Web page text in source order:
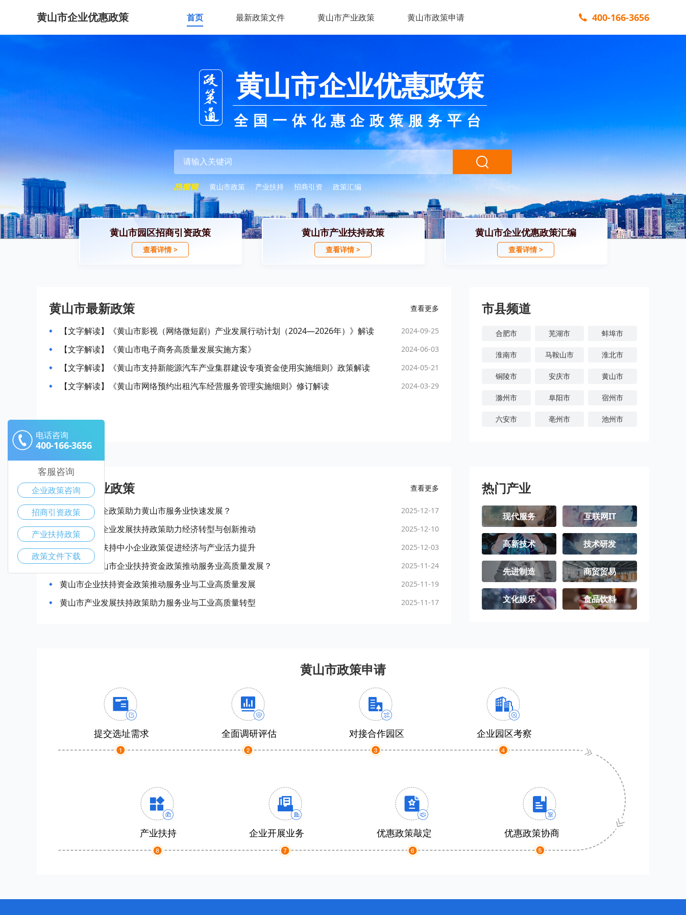
黄山市企业优惠政策 首页 最新政策文件 黄山市产业政策 黄山市政策申请 400-166-3656
黄山市企业优惠政策
全国一体化惠企政策服务平台
黄山市政策 产业扶持 招商引资 政策汇编
黄山市园区招商引资政策
查看详情 >
黄山市产业扶持政策
查看详情 >
黄山市企业优惠政策汇编
查看详情 >
黄山市最新政策 查看更多
【文字解读】《黄山市影视（网络微短剧）产业发展行动计划（2024—2026年）》解读 2024-09-25
【文字解读】《黄山市电子商务高质量发展实施方案》 2024-06-03
【文字解读】《黄山市支持新能源汽车产业集群建设专项资金使用实施细则》政策解读 2024-05-21
【文字解读】《黄山市网络预约出租汽车经营服务管理实施细则》修订解读 2024-03-29
黄山市产业政策 查看更多
如何通过惠企政策助力黄山市服务业快速发展？ 2025-12-17
黄山市中小企业发展扶持政策助力经济转型与创新推动 2025-12-10
黄山市政府扶持中小企业政策促进经济与产业活力提升 2025-12-03
如何利用黄山市企业扶持资金政策推动服务业高质量发展？ 2025-11-24
黄山市企业扶持资金政策推动服务业与工业高质量发展 2025-11-19
黄山市产业发展扶持政策助力服务业与工业高质量转型 2025-11-17
市县频道
合肥市 芜湖市 蚌埠市
淮南市 马鞍山市 淮北市
铜陵市 安庆市 黄山市
滁州市 阜阳市 宿州市
六安市 亳州市 池州市
热门产业
现代服务 互联网IT
高新技术 技术研发
先进制造 商贸贸易
文化娱乐 食品饮料
黄山市政策申请
提交选址需求 全面调研评估 对接合作园区 企业园区考察
产业扶持 企业开展业务 优惠政策敲定 优惠政策协商
电话咨询
400-166-3656
客服咨询
企业政策咨询
招商引资政策
产业扶持政策
政策文件下载